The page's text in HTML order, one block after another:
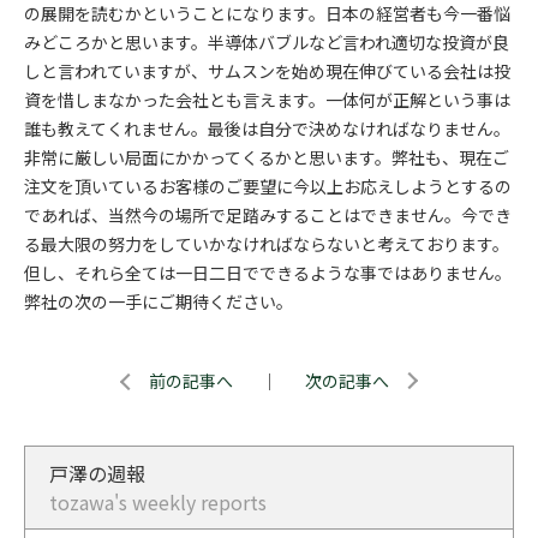
の展開を読むかということになります。日本の経営者も今一番悩
みどころかと思います。半導体バブルなど言われ適切な投資が良
しと言われていますが、サムスンを始め現在伸びている会社は投
資を惜しまなかった会社とも言えます。一体何が正解という事は
誰も教えてくれません。最後は自分で決めなければなりません。
非常に厳しい局面にかかってくるかと思います。弊社も、現在ご
注文を頂いているお客様のご要望に今以上お応えしようとするの
であれば、当然今の場所で足踏みすることはできません。今でき
る最大限の努力をしていかなければならないと考えております。
但し、それら全ては一日二日でできるような事ではありません。
弊社の次の一手にご期待ください。
前の記事へ ｜ 次の記事へ
戸澤の週報
tozawa's weekly reports